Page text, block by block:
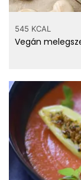
545 KCAL
Vegán